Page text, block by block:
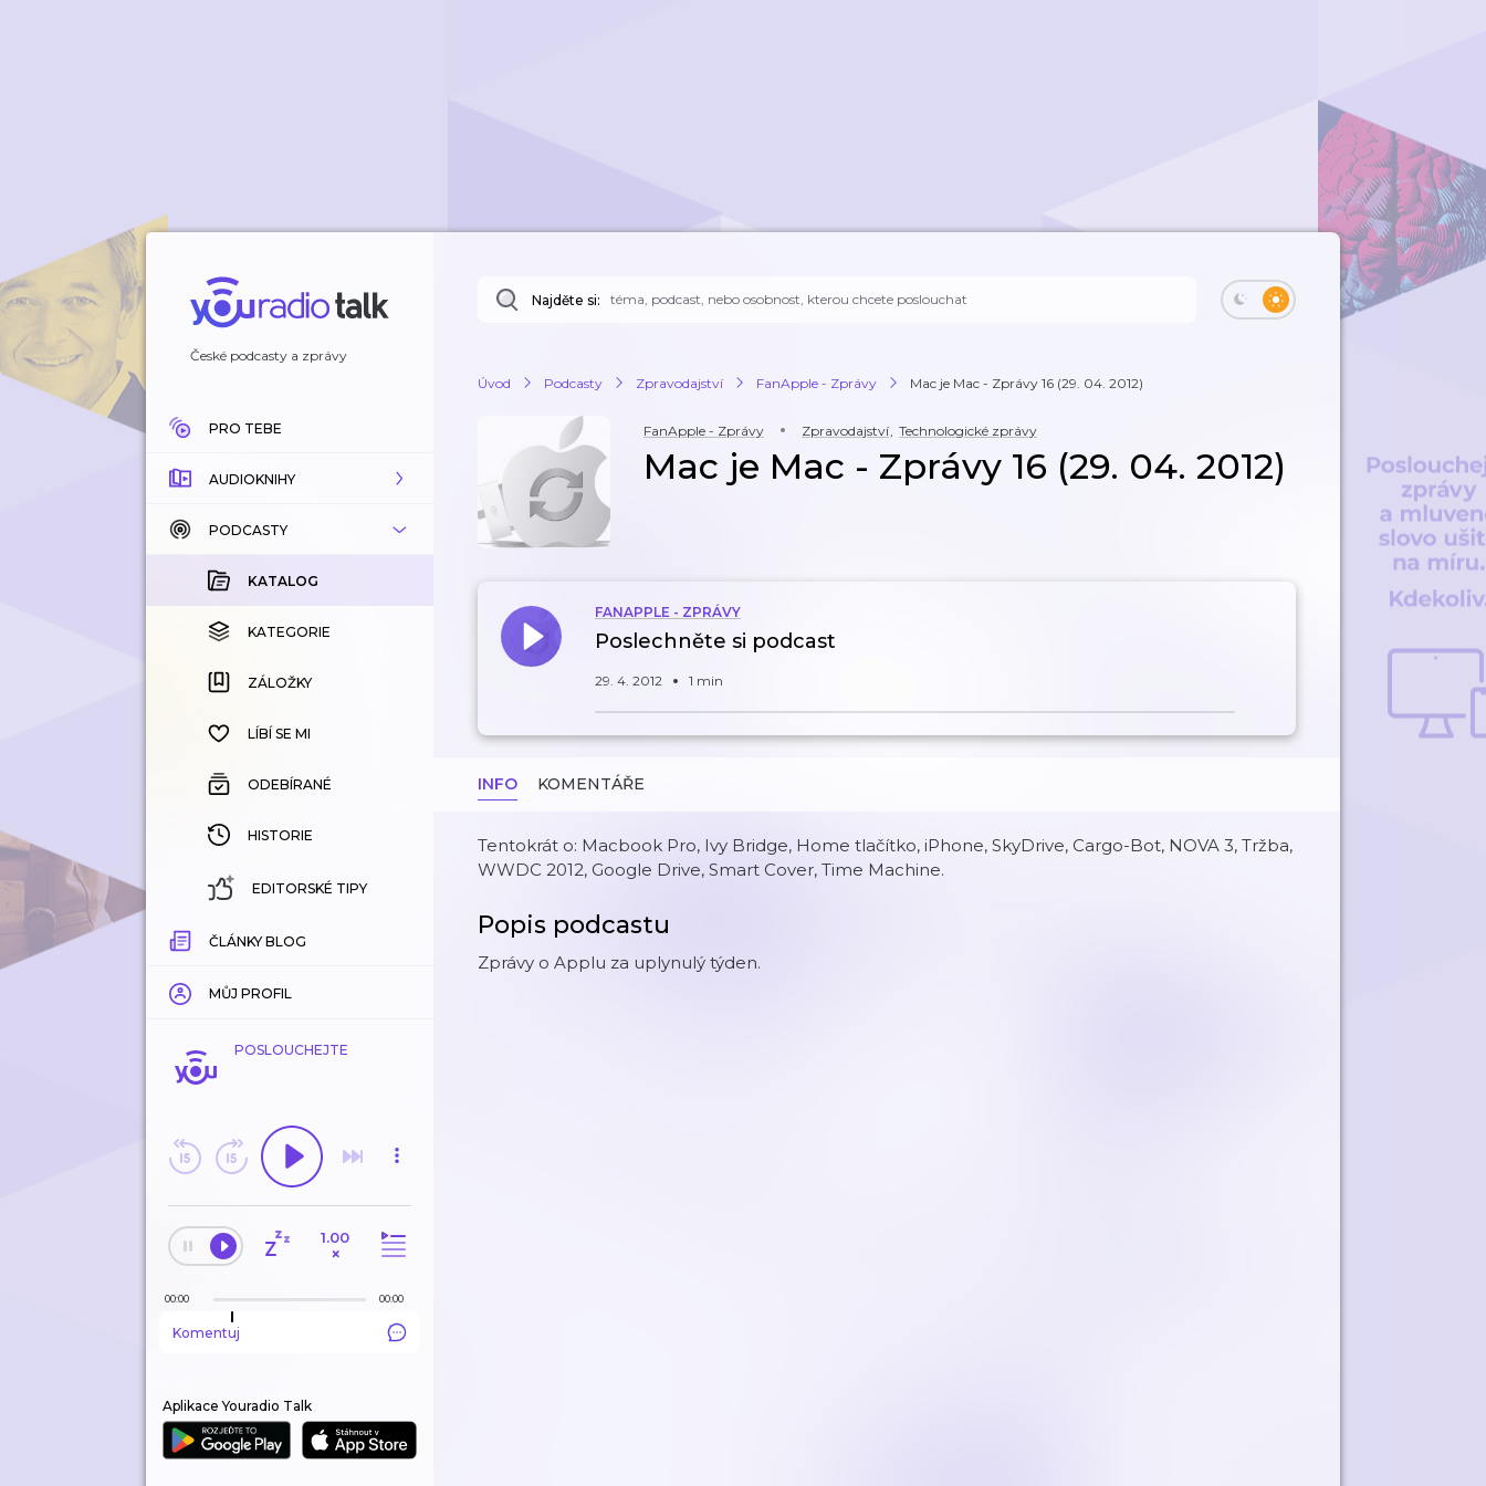
České podcasty a zprávy
PRO TEBE
AUDIOKNIHY
KATALOG
KOUPENÉ
KATEGORIE
ZÁLOŽKY
HISTORIE
PODCASTY
KATALOG
KATEGORIE
ZÁLOŽKY
LÍBÍ SE MI
ODEBÍRANÉ
HISTORIE
EDITORSKÉ TIPY
ČLÁNKY BLOG
MŮJ PROFIL
POSLOUCHEJTE
1.00
×
00:00 00:00
Komentuj
Aplikace Youradio Talk
Najděte si:
Úvod Podcasty Zpravodajství FanApple - Zprávy Mac je Mac - Zprávy 16 (29. 04. 2012)
FanApple - Zprávy Zpravodajství, Technologické zprávy
Mac je Mac - Zprávy 16 (29. 04. 2012)
FANAPPLE - ZPRÁVY
Poslechněte si podcast
29. 4. 2012 1 min
INFO KOMENTÁŘE
Tentokrát o: Macbook Pro, Ivy Bridge, Home tlačítko, iPhone, SkyDrive, Cargo-Bot, NOVA 3, Tržba,
WWDC 2012, Google Drive, Smart Cover, Time Machine.
Popis podcastu
Zprávy o Applu za uplynulý týden.